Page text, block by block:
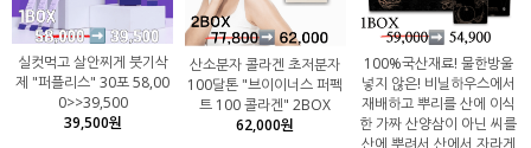
실컷먹고 살안찌게 붓기삭
제 "퍼플리스" 30포 58,00
0>>39,500
39,500원
산소분자 콜라겐 초저분자
100달톤 "브이이너스 퍼펙
트 100 콜라겐" 2BOX
62,000원
100%국산재료! 물한방울
넣지 않은! 비닐하우스에서
재배하고 뿌리를 산에 이식
한 가짜 산양삼이 아닌 씨를